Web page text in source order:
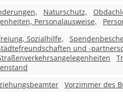
Naturschutz,
Personalausweise,
Sozialhilfe,
und -
Vorzimmer des